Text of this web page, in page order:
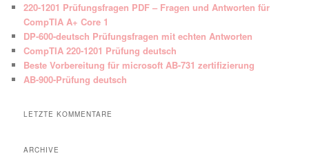
220-1201 Prüfungsfragen PDF – Fragen und Antworten für
CompTIA A+ Core 1
DP-600-deutsch Prüfungsfragen mit echten Antworten
CompTIA 220-1201 Prüfung deutsch
Beste Vorbereitung für microsoft AB-731 zertifizierung
AB-900-Prüfung deutsch
LETZTE KOMMENTARE
ARCHIVE